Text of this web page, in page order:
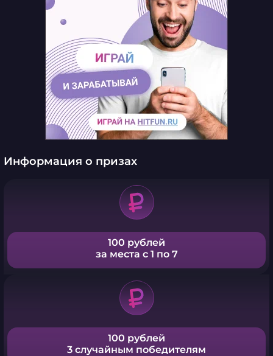
Информация о призах
100 рублей
за места с 1 по 7
100 рублей
3 случайным победителям